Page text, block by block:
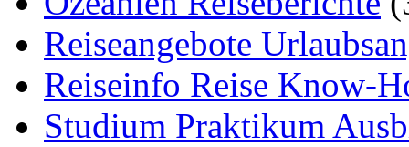
Reiseangebote
Reiseinfo Reise Know-
Studium Praktikum